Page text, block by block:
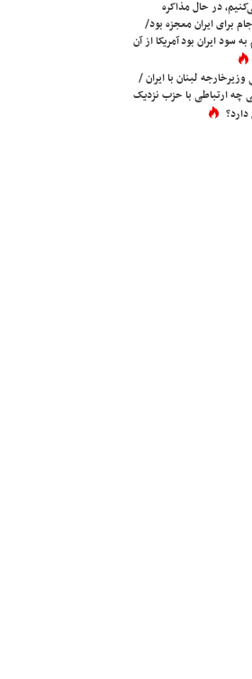
در حال مذاکره
برای ایران معجزه بود/
سود ایران بود آمریکا از آن
لبنان با ایران /
ارتباطی با حزب نزدیک
دارد؟